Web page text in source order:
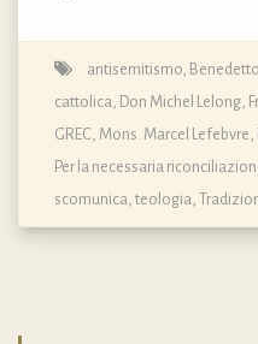
antisemitismo
cattolica Don Michel Lelong
GREC Mons. Marcel Lefebvre
Per la necessaria
scomunica teologia